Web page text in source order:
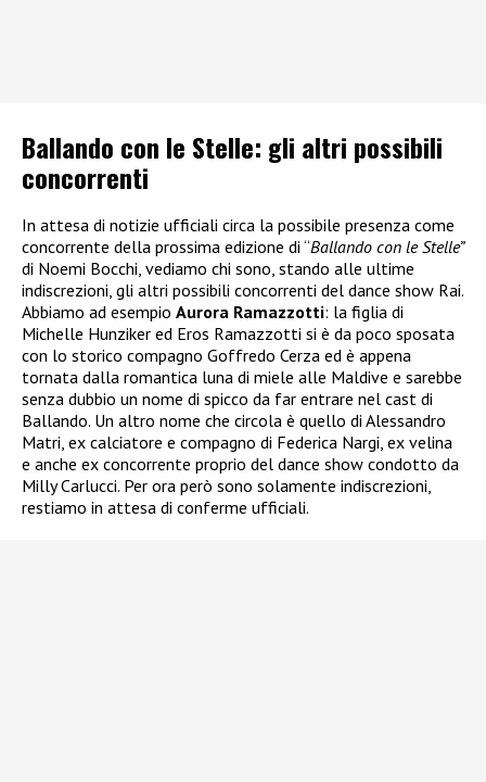
Ballando con le Stelle: gli altri possibili
concorrenti
In attesa di notizie ufficiali circa la possibile presenza come
concorrente della prossima edizione di “Ballando con le Stelle”
di Noemi Bocchi, vediamo chi sono, stando alle ultime
indiscrezioni, gli altri possibili concorrenti del dance show Rai.
Abbiamo ad esempio Aurora Ramazzotti: la figlia di
Michelle Hunziker ed Eros Ramazzotti si è da poco sposata
con lo storico compagno Goffredo Cerza ed è appena
tornata dalla romantica luna di miele alle Maldive e sarebbe
senza dubbio un nome di spicco da far entrare nel cast di
Ballando. Un altro nome che circola è quello di Alessandro
Matri, ex calciatore e compagno di Federica Nargi, ex velina
e anche ex concorrente proprio del dance show condotto da
Milly Carlucci. Per ora però sono solamente indiscrezioni,
restiamo in attesa di conferme ufficiali.